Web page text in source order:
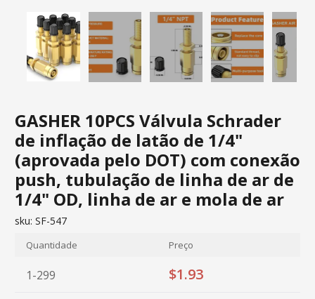
GASHER 10PCS Válvula Schrader
de inflação de latão de 1/4"
(aprovada pelo DOT) com conexão
push, tubulação de linha de ar de
1/4" OD, linha de ar e mola de ar
sku: SF-547
Quantidade Preço
1-299 $1.93